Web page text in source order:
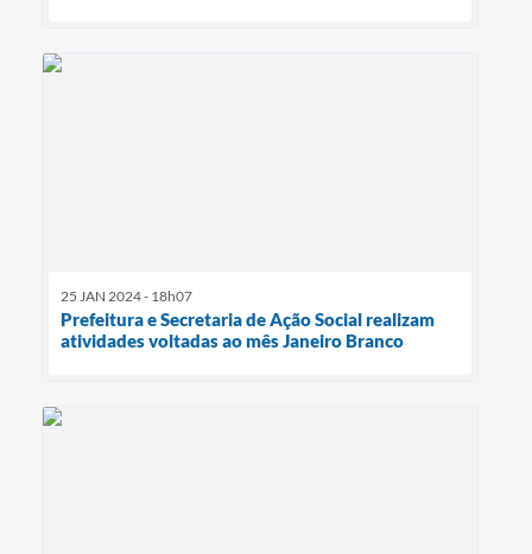
25 JAN 2024 - 18h07
Prefeitura e Secretaria de Ação Social realizam
atividades voltadas ao mês Janeiro Branco